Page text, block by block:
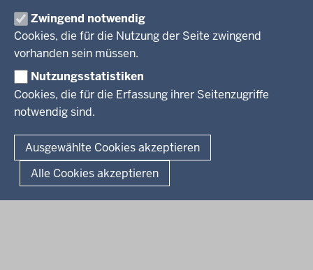
Zwingend notwendig
Cookies, die für die Nutzung der Seite zwingend
vorhanden sein müssen.
Nutzungsstatistiken
Cookies, die für die Erfassung ihrer Seitenzugriffe
notwendig sind.
Ausgewählte Cookies akzeptieren
Alle Cookies akzeptieren
Förderportal, Wirtschaft
PRESSE
Pressestelle
Amtsblatt
Fußzeile
Impressum Datenschutz Barrierefreiheit